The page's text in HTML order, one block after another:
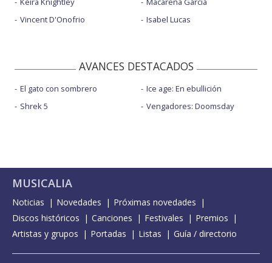
Vincent D'Onofrio
Isabel Lucas
AVANCES DESTACADOS
El gato con sombrero
Shrek 5
Ice age: En ebullición
Vengadores: Doomsday
MUSICALIA
Noticias Novedades
Próximas novedades
Discos históricos
Canciones Festivales
Premios
Artistas y grupos
Portadas Listas Guía / directorio